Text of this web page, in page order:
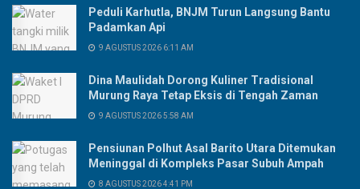
Peduli Karhutla, BNJM Turun Langsung Bantu
Padamkan Api
9 AGUSTUS 2026 6:11 AM
Dina Maulidah Dorong Kuliner Tradisional
Murung Raya Tetap Eksis di Tengah Zaman
9 AGUSTUS 2026 5:58 AM
Pensiunan Polhut Asal Barito Utara Ditemukan
Meninggal di Kompleks Pasar Subuh Ampah
8 AGUSTUS 2026 4:41 PM